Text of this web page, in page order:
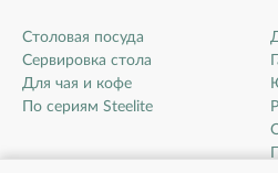
Столовая посуда
Сервировка стола
Для чая и кофе
По сериям Steelite